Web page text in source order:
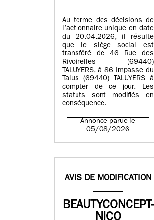
Au terme des décisions de
l’actionnaire unique en date
du 20.04.2026, il résulte
que le siège social est
transféré de 46 Rue des
Rivoirelles (69440)
TALUYERS, à 86 Impasse du
Talus (69440) TALUYERS à
compter de ce jour. Les
statuts sont modifiés en
conséquence.
Annonce parue le
05/08/2026
AVIS DE MODIFICATION
BEAUTYCONCEPT-